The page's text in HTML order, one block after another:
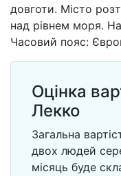
довготи. Місто
над рівнем моря.
Часовий пояс:
Оцінка
Лекко
Загальна
двох людей
місяць буде